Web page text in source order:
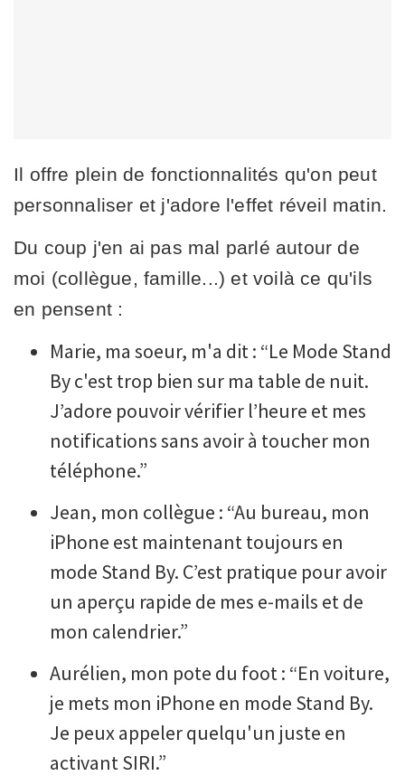
Il offre plein de fonctionnalités qu'on peut
personnaliser et j'adore l'effet réveil matin.
Du coup j'en ai pas mal parlé autour de
moi (collègue, famille...) et voilà ce qu'ils
en pensent :
Marie, ma soeur, m'a dit : “Le Mode Stand
By c'est trop bien sur ma table de nuit.
J’adore pouvoir vérifier l’heure et mes
notifications sans avoir à toucher mon
téléphone.”
Jean, mon collègue : “Au bureau, mon
iPhone est maintenant toujours en
mode Stand By. C’est pratique pour avoir
un aperçu rapide de mes e-mails et de
mon calendrier.”
Aurélien, mon pote du foot : “En voiture,
je mets mon iPhone en mode Stand By.
Je peux appeler quelqu'un juste en
activant SIRI.”